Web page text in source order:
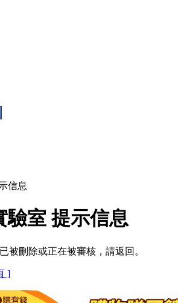
信息
驗室 提示信息
被刪除或正在被審核，請返回。
]